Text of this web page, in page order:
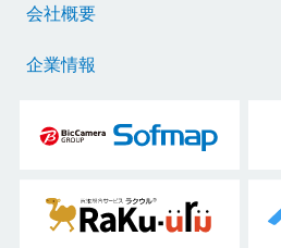
会社概要
企業情報